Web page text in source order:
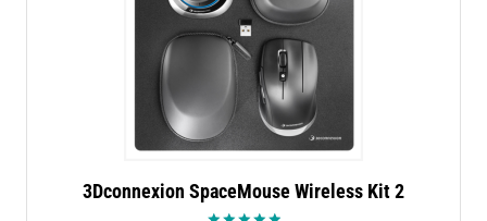
3Dconnexion SpaceMouse Wireless Kit 2